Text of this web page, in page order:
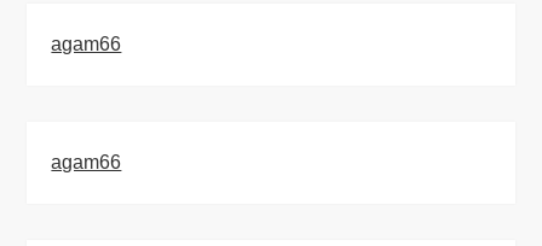
agam66
agam66